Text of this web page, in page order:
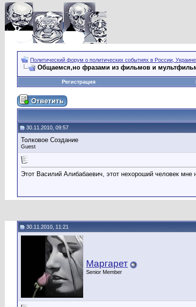
Политический форум о политических событиях в России,
Общаемся,но фразами из фильмов и
Регистрация
30.11.2010, 09:57
Толковое Создание
Guest
Этот Василий Алибабаевич, этот нехороший человек мне
30.11.2010, 11:21
Маргарет
Senior Member